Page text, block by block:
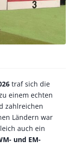
traf sich die
einem echten
zahlreichen
Ländern war
auch ein
und EM-